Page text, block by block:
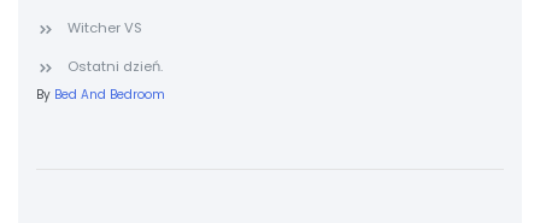
Witcher VS
Ostatni dzień.
By Bed And Bedroom